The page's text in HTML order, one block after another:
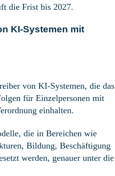
die Frist bis 2027.
KI-Systemen mit
von KI-Systemen, die das
für Einzelpersonen mit
einhalten.
die in Bereichen wie
Bildung, Beschäftigung
werden, genauer unter die